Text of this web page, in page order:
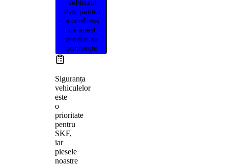
vehiculul
dvs. pentru
a confirma
că acest
produs se
potrivește
Siguranța
vehiculelor
este
o
prioritate
pentru
SKF,
iar
piesele
noastre